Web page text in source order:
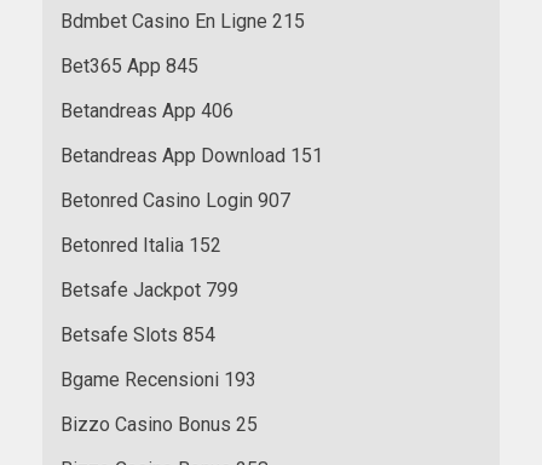
Bdmbet Casino En Ligne 215
Bet365 App 845
Betandreas App 406
Betandreas App Download 151
Betonred Casino Login 907
Betonred Italia 152
Betsafe Jackpot 799
Betsafe Slots 854
Bgame Recensioni 193
Bizzo Casino Bonus 25